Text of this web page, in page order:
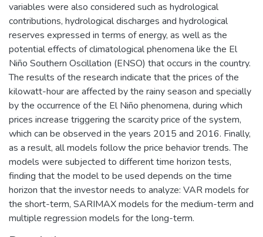
variables were also considered such as hydrological
contributions, hydrological discharges and hydrological
reserves expressed in terms of energy, as well as the
potential effects of climatological phenomena like the El
Niño Southern Oscillation (ENSO) that occurs in the country.
The results of the research indicate that the prices of the
kilowatt-hour are affected by the rainy season and specially
by the occurrence of the El Niño phenomena, during which
prices increase triggering the scarcity price of the system,
which can be observed in the years 2015 and 2016. Finally,
as a result, all models follow the price behavior trends. The
models were subjected to different time horizon tests,
finding that the model to be used depends on the time
horizon that the investor needs to analyze: VAR models for
the short-term, SARIMAX models for the medium-term and
multiple regression models for the long-term.